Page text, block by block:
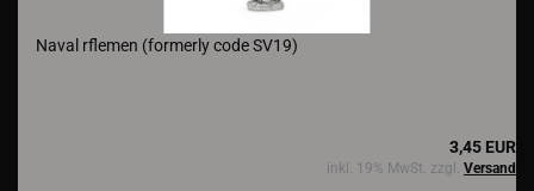
Naval rflemen (formerly code SV19)
3,45 EUR
inkl. 19% MwSt. zzgl. Versand